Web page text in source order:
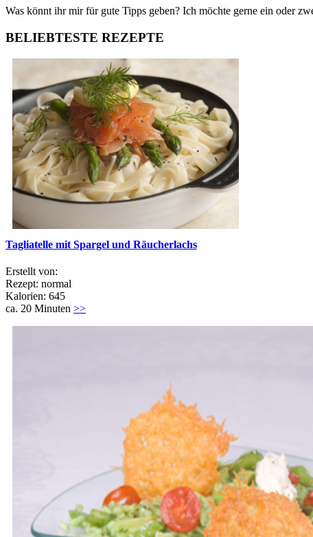
Was könnt ihr mir für gute Tipps geben? Ich möchte gerne ein oder
BELIEBTESTE REZEPTE
Tagliatelle mit Spargel und Räucherlachs
Erstellt von:
Rezept: normal
Kalorien: 645
ca. 20 Minuten >>